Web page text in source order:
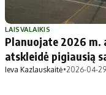
Dirbtinis intelektas
Gineso rekordai
LAISVALAIKIS
Planuojate 2026 m.
atskleidė pigiausią
Ieva Kazlauskaitė•2026-04-29